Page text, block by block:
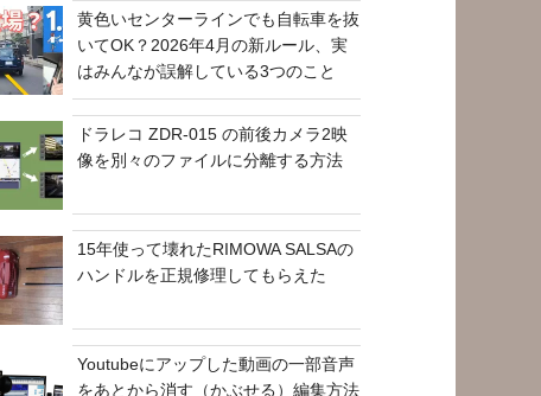
黄色いセンターラインでも自転車を抜
いてOK？2026年4月の新ルール、実
はみんなが誤解している3つのこと
ドラレコ ZDR-015 の前後カメラ2映
像を別々のファイルに分離する方法
15年使って壊れたRIMOWA SALSAの
ハンドルを正規修理してもらえた
Youtubeにアップした動画の一部音声
をあとから消す（かぶせる）編集方法